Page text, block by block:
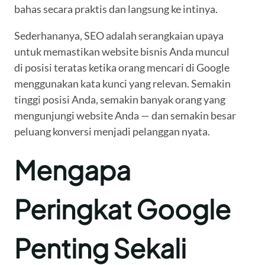
bahas secara praktis dan langsung ke intinya.
Sederhananya, SEO adalah serangkaian upaya
untuk memastikan website bisnis Anda muncul
di posisi teratas ketika orang mencari di Google
menggunakan kata kunci yang relevan. Semakin
tinggi posisi Anda, semakin banyak orang yang
mengunjungi website Anda — dan semakin besar
peluang konversi menjadi pelanggan nyata.
Mengapa
Peringkat Google
Penting Sekali